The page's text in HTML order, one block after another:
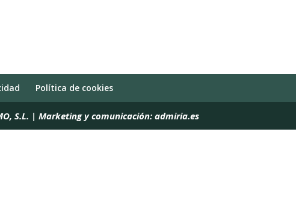
Política de cookies
S.L. | Marketing y comunicación:admiria.es